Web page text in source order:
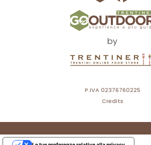
by
P.IVA 02376760225
Credits